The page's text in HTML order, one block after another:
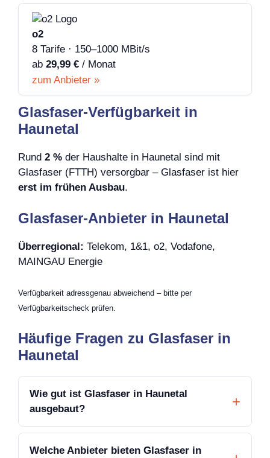
o2
8 Tarife · 150–1000 MBit/s
ab 29,99 € / Monat
zum Anbieter »
Glasfaser-Verfügbarkeit in
Haunetal
Rund 2 % der Haushalte in Haunetal sind mit
Glasfaser (FTTH) versorgbar – Glasfaser ist hier
erst im frühen Ausbau.
Glasfaser-Anbieter in Haunetal
Überregional: Telekom, 1&1, o2, Vodafone,
MAINGAU Energie
Verfügbarkeit adressgenau abweichend – bitte per
Verfügbarkeitscheck prüfen.
Häufige Fragen zu Glasfaser in
Haunetal
Wie gut ist Glasfaser in Haunetal
ausgebaut?
Welche Anbieter bieten Glasfaser in